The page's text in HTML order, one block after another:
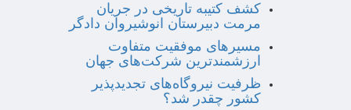
کشف کتیبه تاریخی در جریان
مرمت دبیرستان انوشیروان دادگر
مسیرهای موفقیت متفاوت
ارزشمندترین شرکت‌های جهان
ظرفیت نیروگاه‌های تجدیدپذیر
کشور چقدر شد؟